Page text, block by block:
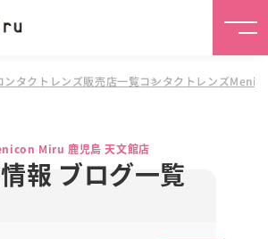
ンタクトレンズ販売店一覧コンタクトレンズ
Miru 鹿児島 天文館店
報 ブログ一覧